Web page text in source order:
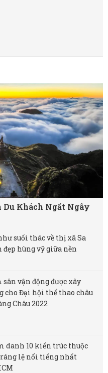
Khách Ngất Ngây
suối thác về thị xã Sa
hùng vỹ giữa nền
sân vận động được xây
cho Đại hội thể thao châu
Châu 2022
danh 10 kiến trúc thuộc
lệ nổi tiếng nhất